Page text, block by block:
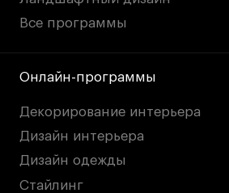
Все программы
Онлайн-программы
Декорирование интерьера
Дизайн интерьера
Дизайн одежды
Стайлинг